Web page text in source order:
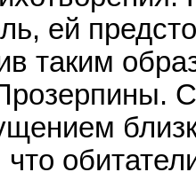
ей
таким
что